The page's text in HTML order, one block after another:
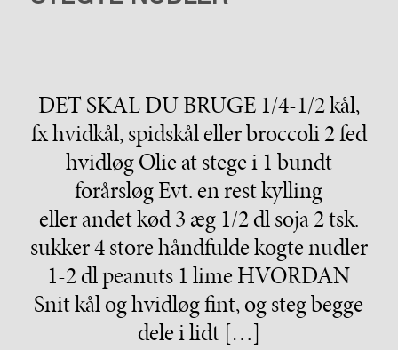
DET SKAL DU BRUGE 1/4-1/2 kål,
fx hvidkål, spidskål eller broccoli 2 fed
hvidløg Olie at stege i 1 bundt
forårsløg Evt. en rest kylling
eller andet kød 3 æg 1/2 dl soja 2 tsk.
sukker 4 store håndfulde kogte nudler
1-2 dl peanuts 1 lime HVORDAN
Snit kål og hvidløg fint, og steg begge
dele i lidt […]